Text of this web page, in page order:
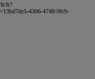
fr?
4306-4749-9fc9-